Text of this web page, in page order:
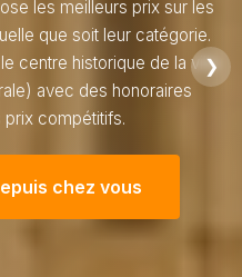
❯
les meilleurs prix sur les
que soit leur catégorie.
centre historique de la ville
avec des honoraires
prix compétitifs.
chez vous